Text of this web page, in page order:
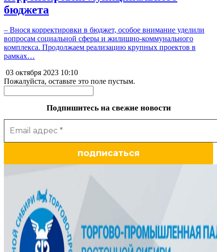
бюджета
– Внося корректировки в бюджет, особое внимание уделили
вопросам социальной сферы и жилищно-коммунального
комплекса. Продолжаем реализацию крупных проектов в
рамках…
03 октября 2023 10:10
Пожалуйста, оставьте это поле пустым.
Подпишитесь на свежие новости